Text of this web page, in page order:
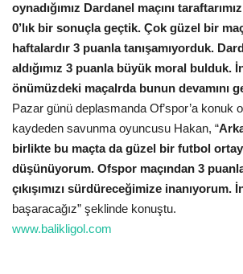
Galeriler
Yaşam
Künye
Sağlık
İletişim
Kültür Sanat
oynadığımız Dardanel maçını
0’lık bir sonuçla geçtik. Çok güzel bir
haftalardır 3 puanla tanışamıyorduk.
aldığımız 3 puanla büyük moral bulduk.
önümüzdeki maçalrda bunun devamını
Pazar günü deplasmanda Of’spor’a konuk
kaydeden savunma oyuncusu Hakan, “
birlikte bu maçta da güzel bir futbol
düşünüyorum. Ofspor maçından 3
çıkışımızı sürdüreceğimize inanıyorum.
başaracağız” şeklinde konuştu.
www.balikligol.com